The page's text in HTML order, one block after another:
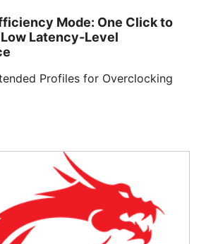
Mode: One Click to
Low Latency-Level